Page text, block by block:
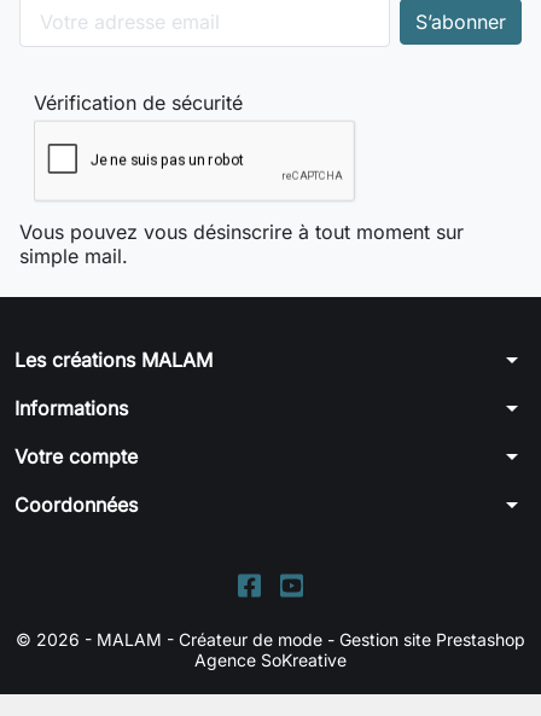
Vérification de sécurité
Vous pouvez vous désinscrire à tout moment sur
simple mail.
Les créations MALAM arrow_drop_down
Informations arrow_drop_down
Votre compte arrow_drop_down
Coordonnées arrow_drop_down
© 2026 - MALAM - Créateur de mode - Gestion site Prestashop
Agence SoKreative